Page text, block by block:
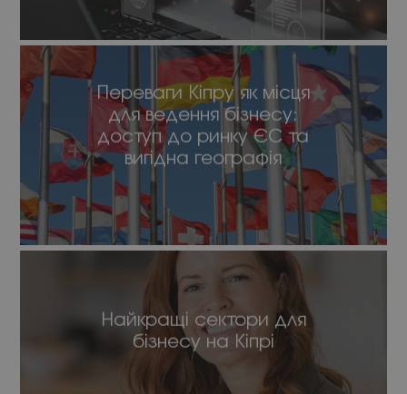
Переваги Кіпру як місця
для ведення бізнесу:
доступ до ринку ЄС та
вигідна географія
Найкращі сектори для
бізнесу на Кіпрі